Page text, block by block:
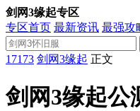
剑网3缘起专区
专区首页 最新资讯 最强攻
17173 剑网3缘起 正文
剑网3缘起公